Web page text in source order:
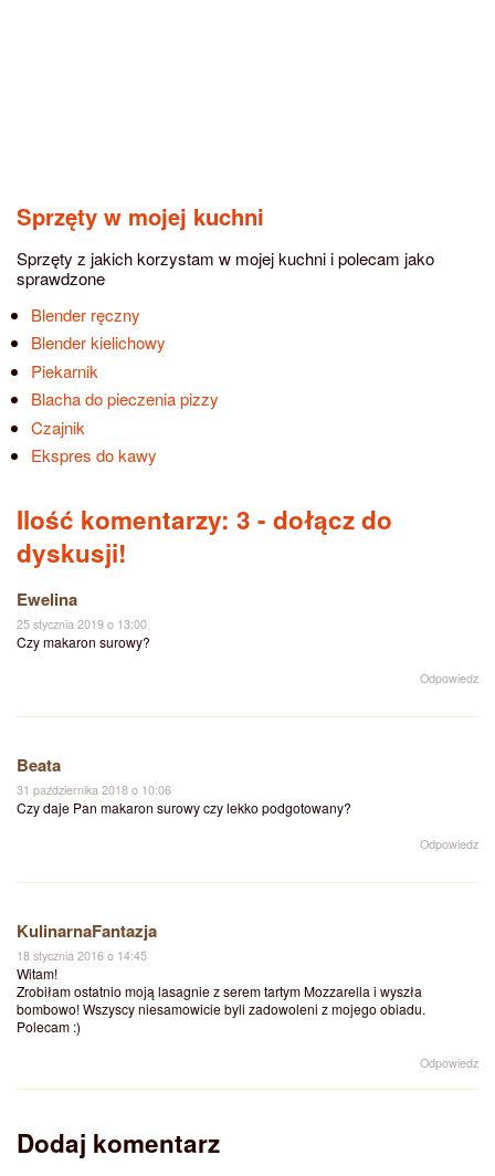
Sprzęty w mojej kuchni
Sprzęty z jakich korzystam w mojej kuchni i polecam jako
sprawdzone
Blender ręczny
Blender kielichowy
Piekarnik
Blacha do pieczenia pizzy
Czajnik
Ekspres do kawy
Ilość komentarzy: 3 - dołącz do
dyskusji!
Ewelina
25 stycznia 2019 o 13:00
Czy makaron surowy?
Odpowiedz
Beata
31 października 2018 o 10:06
Czy daje Pan makaron surowy czy lekko podgotowany?
Odpowiedz
KulinarnaFantazja
18 stycznia 2016 o 14:45
Witam!
Zrobiłam ostatnio moją lasagnie z serem tartym Mozzarella i wyszła
bombowo! Wszyscy niesamowicie byli zadowoleni z mojego obiadu.
Polecam :)
Odpowiedz
Dodaj komentarz